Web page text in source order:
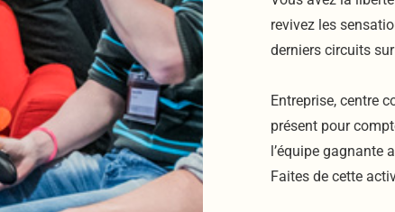
revivez les
derniers circuits
Entreprise, centre
présent pour
l’équipe gagnante
Faites de cette